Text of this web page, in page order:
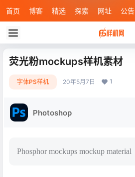
首页 博客 精选 探索 网址 公告
荧光粉mockups样机素材
字体PS样机 20年5月7日 1
Photoshop
Phosphor mockups mockup material